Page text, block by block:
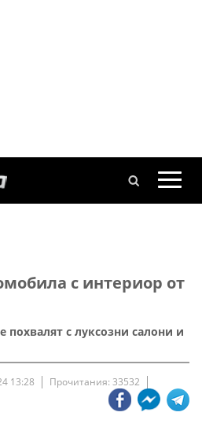
с интериор от
похвалят с луксозни салони и
13:28 Прочитания: 33532